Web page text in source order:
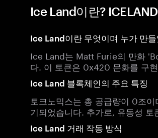
Ice Land이란?
Ice Land이란 무엇이며 누가 만
Ice Land는 Matt Furie의 만화
다. 이 토큰은 0x420 문화를 구
Ice Land 블록체인의 주요 특징
토크노믹스는 총 공급량이 0조
기되었습니다. 추가로, 유동성 토
Ice Land 거래 작동 방식